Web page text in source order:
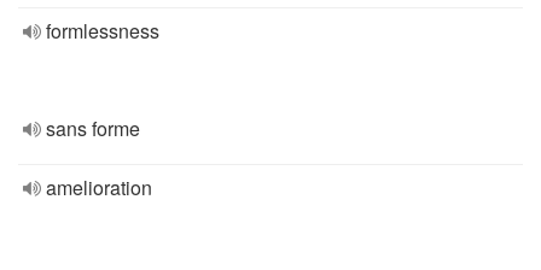
formlessness
sans forme
amelioration